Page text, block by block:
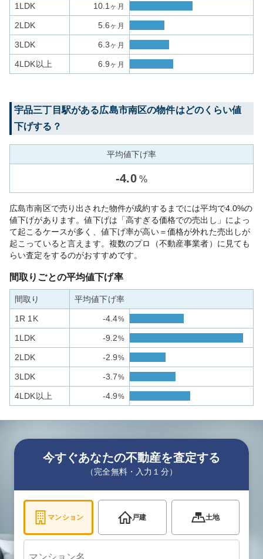
1LDK 10.1 ヶ月
2LDK 5.6ヶ月
3LDK 6.3ヶ月
4LDK以上 6.9ヶ月
宇品三丁目駅がある広島市南区の物件はどのくらい値
下げする？
平均値下げ率
-4.0 %
広島市南区で売り出された物件が成約するまでには平均で4.0%の
値下げがあります。値下げは「高すぎる価格での売出し」によっ
て起こるケースが多く、値下げ率が高い＝価格が外れた売出しが
起こっていると言えます。複数のプロ（不動産事業者）に見ても
らい査定をするのがおすすめです。
間取りごとの平均値下げ率
間取り 平均値下げ率
1R 1K -4.4%
1LDK -9.2%
2LDK -2.9%
3LDK -3.7%
4LDK以上 -4.9%
今すぐあなたの不動産を査定する
（完全無料・入力１分）
マンション 戸建 土地